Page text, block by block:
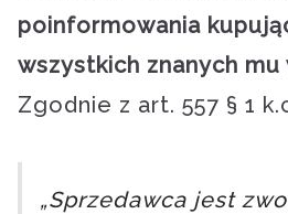
poinformowania
wszystkich znanych mu
Zgodnie z art. 557 § 1
„Sprzedawca jest